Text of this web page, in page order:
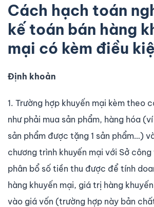
Cách hạch toán
kế toán bán hàng
mại có kèm điều
Định khoản
1. Trường hợp khuyến mại kèm theo
như phải mua sản phẩm, hàng hóa
sản phẩm được tặng 1 sản phẩm…)
chương trình khuyến mại với Sở
phân bổ số tiền thu được để tính
hàng khuyến mại, giá trị hàng
vào giá vốn (trường hợp này bản